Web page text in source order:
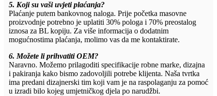
5. Koji su vaši uvjeti plaćanja?
Plaćanje putem bankovnog naloga. Prije početka masovne
proizvodnje potrebno je uplatiti 30% pologa i 70% preostalog
iznosa za BL kopiju. Za više informacija o dodatnim
mogućnostima plaćanja, molimo vas da me kontaktirate.
6. Možete li prihvatiti OEM?
Naravno. Možemo prilagoditi specifikacije robne marke, dizajna
i pakiranja kako bismo zadovoljili potrebe klijenta. Naša tvrtka
ima predani dizajnerski tim koji vam je na raspolaganju za pomoć
u izradi bilo kojeg umjetničkog djela po narudžbi.